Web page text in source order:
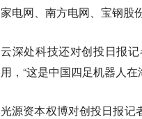
家电网、南方电网、宝钢股
云深处科技还对创投日报
用，“这是中国四足机器人
光源资本权博对创投日报记